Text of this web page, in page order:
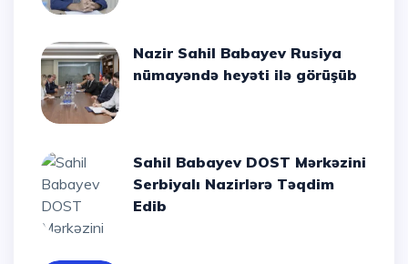
Nazir Sahil Babayev Rusiya
nümayəndə heyəti ilə görüşüb
Sahil Babayev DOST Mərkəzini
Serbiyalı Nazirlərə Təqdim
Edib